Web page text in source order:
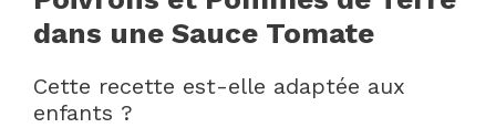
dans une Sauce Tomate
Cette recette est-elle adaptée aux
enfants ?